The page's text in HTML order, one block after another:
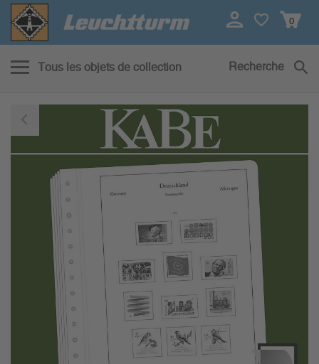
0
Tous les objets de collection Recherche